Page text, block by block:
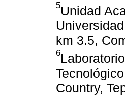
5Unidad
km 3.5,
6
Country,